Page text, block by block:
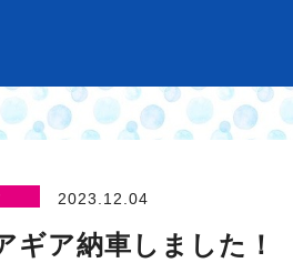
2023.12.04
ギア納車しました！